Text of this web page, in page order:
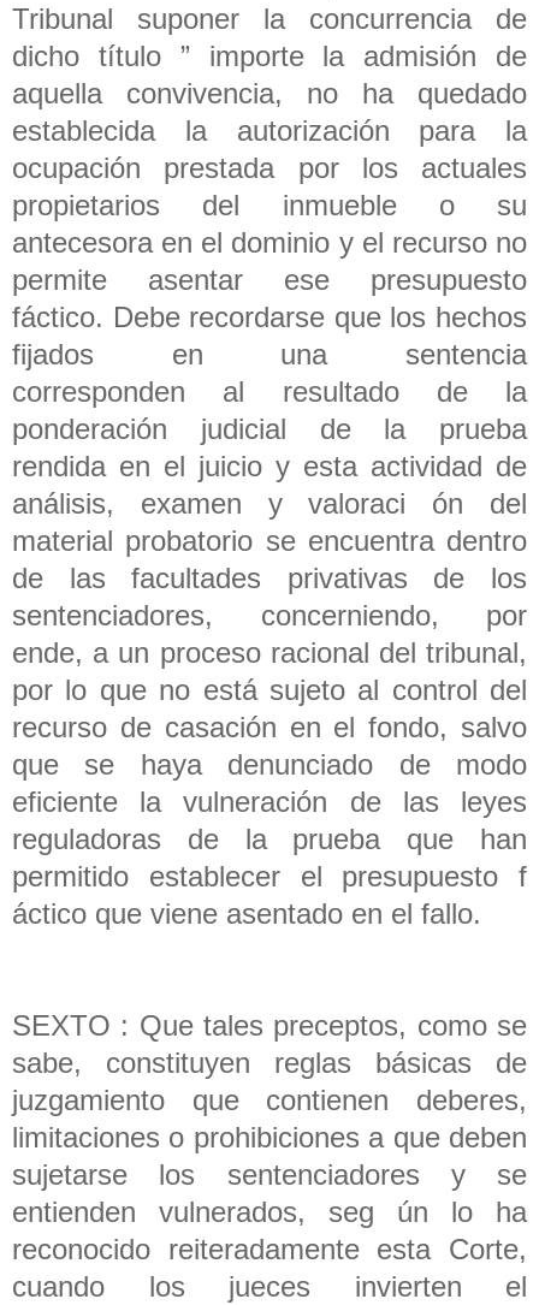
Tribunal suponer la concurrencia de
dicho título ” importe la admisión de
aquella convivencia, no ha quedado
establecida la autorización para la
ocupación prestada por los actuales
propietarios del inmueble o su
antecesora en el dominio y el recurso no
permite asentar ese presupuesto
fáctico. Debe recordarse que los hechos
fijados en una sentencia
corresponden al resultado de la
ponderación judicial de la prueba
rendida en el juicio y esta actividad de
análisis, examen y valoraci ón del
material probatorio se encuentra dentro
de las facultades privativas de los
sentenciadores, concerniendo, por
ende, a un proceso racional del tribunal,
por lo que no está sujeto al control del
recurso de casación en el fondo, salvo
que se haya denunciado de modo
eficiente la vulneración de las leyes
reguladoras de la prueba que han
permitido establecer el presupuesto f
áctico que viene asentado en el fallo.
SEXTO : Que tales preceptos, como se
sabe, constituyen reglas básicas de
juzgamiento que contienen deberes,
limitaciones o prohibiciones a que deben
sujetarse los sentenciadores y se
entienden vulnerados, seg ún lo ha
reconocido reiteradamente esta Corte,
cuando los jueces invierten el